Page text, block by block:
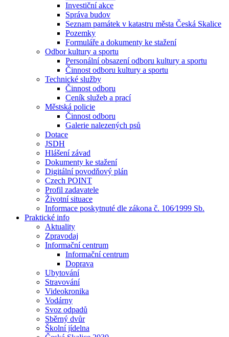
Investiční akce
Správa budov
Seznam památek v katastru města Česká Skalice
Pozemky
Formuláře a dokumenty ke stažení
Odbor kultury a sportu
Personální obsazení odboru kultury a sportu
Činnost odboru kultury a sportu
Technické služby
Činnost odboru
Ceník služeb a prací
Městská policie
Činnost odboru
Galerie nalezených psů
Dotace
JSDH
Hlášení závad
Dokumenty ke stažení
Digitální povodňový plán
Czech POINT
Profil zadavatele
Životní situace
Informace poskytnuté dle zákona č. 106⁄1999 Sb.
Praktické info
Aktuality
Zpravodaj
Informační centrum
Informační centrum
Doprava
Ubytování
Stravování
Videokronika
Vodárny
Svoz odpadů
Sběrný dvůr
Školní jídelna